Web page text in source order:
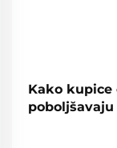
Kako kupice